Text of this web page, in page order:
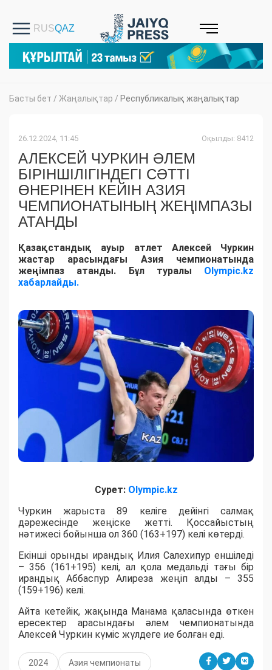
Басты бет / Жаңалықтар / Республикалық жаңалықтар
26.12.2024, 11:45 Оқылды: 8412
АЛЕКСЕЙ ЧУРКИН ӘЛЕМ
БІРІНШІЛІГІНДЕГІ СӘТТІ
ӨНЕРІНЕН КЕЙІН АЗИЯ
ЧЕМПИОНАТЫНЫҢ ЖЕҢІМПАЗЫ
АТАНДЫ
Қазақстандық ауыр атлет Алексей Чуркин
жастар арасындағы Азия чемпионатында
жеңімпаз атанды. Бұл туралы Olympic.kz
хабарлайды.
Сурет: Olympic.kz
Чуркин жарыста 89 келіге дейінгі салмақ
дәрежесінде жеңіске жетті. Қоссайыстың
нәтижесі бойынша ол 360 (163+197) келі көтерді.
Екінші орынды ирандық Илия Салехипур еншіледі
– 356 (161+195) келі, ал қола медальді тағы бір
ирандық Аббаспур Алиреза жеңіп алды – 355
(159+196) келі.
Айта кетейік, жақында Манама қаласында өткен
ересектер арасындағы әлем чемпионатында
Алексей Чуркин күміс жүлдеге ие болған еді.
2024 Азия чемпионаты